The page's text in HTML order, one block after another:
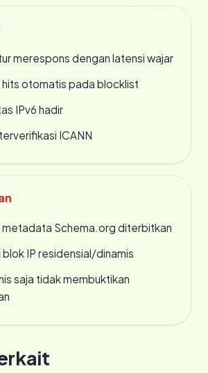
merespons dengan latensi wajar
hits otomatis pada blocklist
IPv6 hadir
ICANN
metadata Schema.org diterbitkan
blok IP residensial/dinamis
saja tidak membuktikan